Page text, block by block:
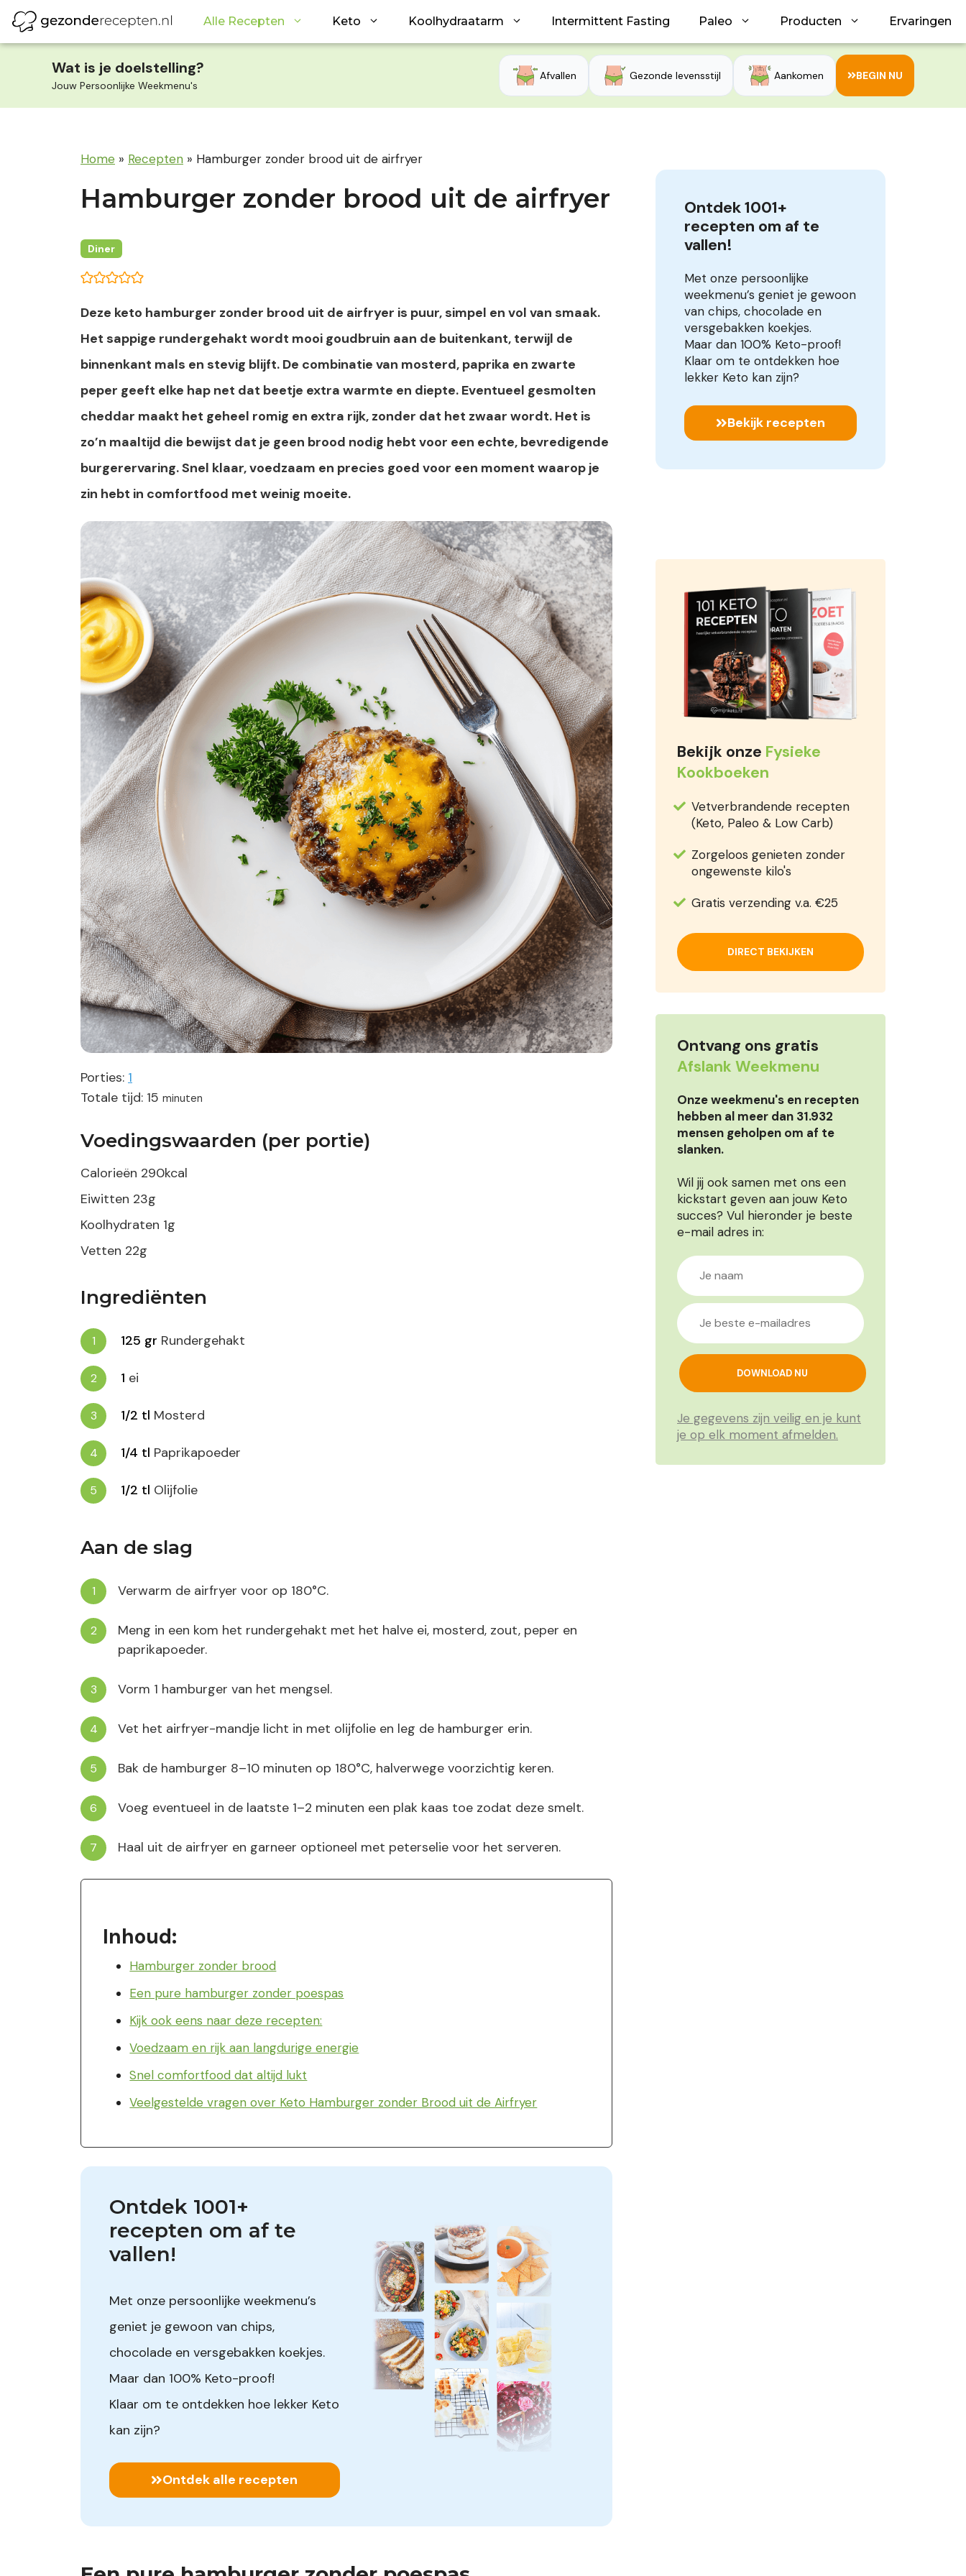
naar
de
Alle Recepten Keto Koolhydraatarm Intermittent Fasting Paleo Producten Ervaringen
Wat is je doelstelling?
Jouw Persoonlijke Weekmenu's
Afvallen Gezonde levensstijl Aankomen BEGIN NU
Home » Recepten » Hamburger zonder brood uit de airfryer
Hamburger zonder brood uit de airfryer
Diner
Deze keto hamburger zonder brood uit de airfryer is puur, simpel en vol van smaak.
Het sappige rundergehakt wordt mooi goudbruin aan de buitenkant, terwijl de
binnenkant mals en stevig blijft. De combinatie van mosterd, paprika en zwarte
peper geeft elke hap net dat beetje extra warmte en diepte. Eventueel gesmolten
cheddar maakt het geheel romig en extra rijk, zonder dat het zwaar wordt. Het is
zo’n maaltijd die bewijst dat je geen brood nodig hebt voor een echte, bevredigende
burgerervaring. Snel klaar, voedzaam en precies goed voor een moment waarop je
zin hebt in comfortfood met weinig moeite.
Porties: 1
Totale tijd: 15 minuten
minuten
Voedingswaarden (per portie)
Calorieën 290kcal
Eiwitten 23g
Koolhydraten 1g
Vetten 22g
Ingrediënten
125 gr Rundergehakt
1 ei
1/2 tl Mosterd
1/4 tl Paprikapoeder
1/2 tl Olijfolie
Aan de slag
Verwarm de airfryer voor op 180°C.
Meng in een kom het rundergehakt met het halve ei, mosterd, zout, peper en
paprikapoeder.
Vorm 1 hamburger van het mengsel.
Vet het airfryer-mandje licht in met olijfolie en leg de hamburger erin.
Bak de hamburger 8–10 minuten op 180°C, halverwege voorzichtig keren.
Voeg eventueel in de laatste 1–2 minuten een plak kaas toe zodat deze smelt.
Haal uit de airfryer en garneer optioneel met peterselie voor het serveren.
Inhoud:
Hamburger zonder brood
Een pure hamburger zonder poespas
Kijk ook eens naar deze recepten:
Voedzaam en rijk aan langdurige energie
Snel comfortfood dat altijd lukt
Veelgestelde vragen over Keto Hamburger zonder Brood uit de Airfryer
Ontdek 1001+
recepten om af te
vallen!
Met onze persoonlijke weekmenu’s
geniet je gewoon van chips,
chocolade en versgebakken koekjes.
Maar dan 100% Keto-proof!
Klaar om te ontdekken hoe lekker Keto
kan zijn?
Ontdek alle recepten
Ontdek 1001+
recepten om af te
vallen!
Met onze persoonlijke
weekmenu’s geniet je gewoon
van chips, chocolade en
versgebakken koekjes.
Maar dan 100% Keto-proof!
Klaar om te ontdekken hoe
lekker Keto kan zijn?
Bekijk recepten
Bekijk onze Fysieke
Kookboeken
Vetverbrandende recepten
(Keto, Paleo & Low Carb)
Zorgeloos genieten zonder
ongewenste kilo's
Gratis verzending v.a. €25
DIRECT BEKIJKEN
Ontvang ons gratis
Afslank Weekmenu
Onze weekmenu's en recepten
hebben al meer dan 31.932
mensen geholpen om af te
slanken.
Wil jij ook samen met ons een
kickstart geven aan jouw Keto
succes? Vul hieronder je beste
e-mail adres in:
Je gegevens zijn veilig en je kunt
je op elk moment afmelden.